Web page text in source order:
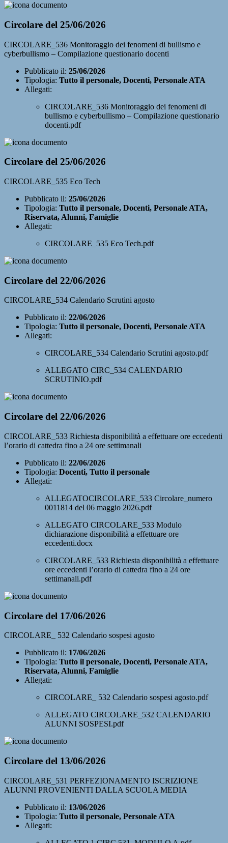
Circolare del 25/06/2026
CIRCOLARE_536 Monitoraggio dei fenomeni di bullismo e
cyberbullismo – Compilazione questionario docenti
Pubblicato il: 25/06/2026
Tipologia: Tutto il personale, Docenti, Personale ATA
Allegati:
CIRCOLARE_536 Monitoraggio dei fenomeni di
bullismo e cyberbullismo – Compilazione questionario
docenti.pdf
Circolare del 25/06/2026
CIRCOLARE_535 Eco Tech
Pubblicato il: 25/06/2026
Tipologia: Tutto il personale, Docenti, Personale ATA,
Riservata, Alunni, Famiglie
Allegati:
CIRCOLARE_535 Eco Tech.pdf
Circolare del 22/06/2026
CIRCOLARE_534 Calendario Scrutini agosto
Pubblicato il: 22/06/2026
Tipologia: Tutto il personale, Docenti, Personale ATA
Allegati:
CIRCOLARE_534 Calendario Scrutini agosto.pdf
ALLEGATO CIRC_534 CALENDARIO
SCRUTINIO.pdf
Circolare del 22/06/2026
CIRCOLARE_533 Richiesta disponibilità a effettuare ore eccedenti
l’orario di cattedra fino a 24 ore settimanali
Pubblicato il: 22/06/2026
Tipologia: Docenti, Tutto il personale
Allegati:
ALLEGATOCIRCOLARE_533 Circolare_numero
0011814 del 06 maggio 2026.pdf
ALLEGATO CIRCOLARE_533 Modulo
dichiarazione disponibilità a effettuare ore
eccedenti.docx
CIRCOLARE_533 Richiesta disponibilità a effettuare
ore eccedenti l’orario di cattedra fino a 24 ore
settimanali.pdf
Circolare del 17/06/2026
CIRCOLARE_ 532 Calendario sospesi agosto
Pubblicato il: 17/06/2026
Tipologia: Tutto il personale, Docenti, Personale ATA,
Riservata, Alunni, Famiglie
Allegati:
CIRCOLARE_ 532 Calendario sospesi agosto.pdf
ALLEGATO CIRCOLARE_532 CALENDARIO
ALUNNI SOSPESI.pdf
Circolare del 13/06/2026
CIRCOLARE_531 PERFEZIONAMENTO ISCRIZIONE
ALUNNI PROVENIENTI DALLA SCUOLA MEDIA
Pubblicato il: 13/06/2026
Tipologia: Tutto il personale, Personale ATA
Allegati: